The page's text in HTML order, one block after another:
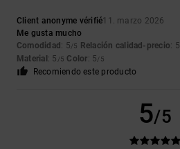
Client anonyme vérifié11. marzo 2026
Me gusta mucho
Comodidad : 5/5 Relación calidad-precio: 5
Material : 5 /5 Color: 5/5
Recomiendo este producto
5/5